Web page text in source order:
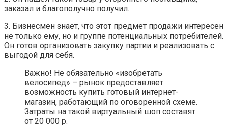
заказал и благополучно получил.
3. Бизнесмен знает, что этот предмет продажи интересен
не только ему, но и группе потенциальных потребителей.
Он готов организовать закупку партии и реализовать с
выгодой для себя.
Важно! Не обязательно «изобретать
велосипед» – рынок предоставляет
возможность купить готовый интернет-
магазин, работающий по оговоренной схеме.
Затраты на такой виртуальный шоп составят
от 20 000 р.